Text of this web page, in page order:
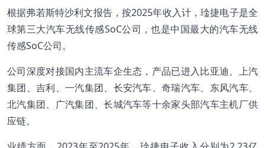
根据弗若斯特沙利文报告，按2025年收入计，琻捷电子是全
球第三大汽车无线传感SoC公司，也是中国最大的汽车无线
传感SoC公司。
公司深度对接国内主流车企生态，产品已进入比亚迪、上汽
集团、吉利、一汽集团、长安汽车、奇瑞汽车、东风汽车、
北汽集团、广汽集团、长城汽车等十余家头部汽车主机厂供
应链。